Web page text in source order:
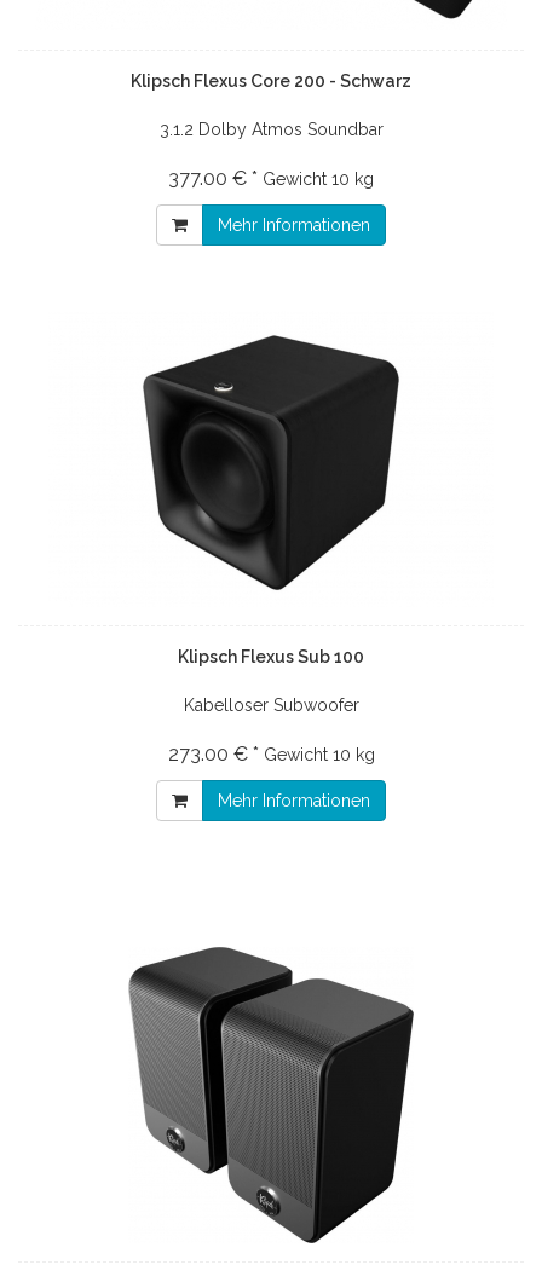
Klipsch Flexus Core 200 - Schwarz
3.1.2 Dolby Atmos Soundbar
377.00 € * Gewicht 10 kg
Mehr Informationen
Klipsch Flexus Sub 100
Kabelloser Subwoofer
273.00 € * Gewicht 10 kg
Mehr Informationen